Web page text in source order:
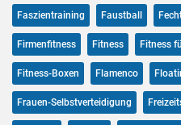
Faszientraining Faustball
Firmenfitness Fitness Fitness
Fitness-Boxen Flamenco
Frauen-Selbstverteidigung